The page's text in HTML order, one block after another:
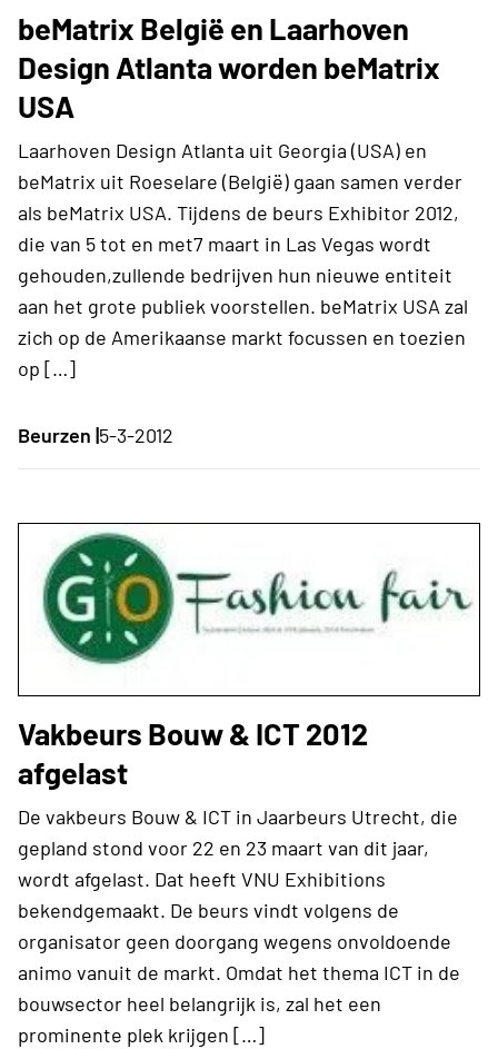
beMatrix België en Laarhoven
Design Atlanta worden beMatrix
USA
Laarhoven Design Atlanta uit Georgia (USA) en
beMatrix uit Roeselare (België) gaan samen verder
als beMatrix USA. Tijdens de beurs Exhibitor 2012,
die van 5 tot en met7 maart in Las Vegas wordt
gehouden,zullende bedrijven hun nieuwe entiteit
aan het grote publiek voorstellen. beMatrix USA zal
zich op de Amerikaanse markt focussen en toezien
op […]
Beurzen |5-3-2012
Vakbeurs Bouw & ICT 2012
afgelast
De vakbeurs Bouw & ICT in Jaarbeurs Utrecht, die
gepland stond voor 22 en 23 maart van dit jaar,
wordt afgelast. Dat heeft VNU Exhibitions
bekendgemaakt. De beurs vindt volgens de
organisator geen doorgang wegens onvoldoende
animo vanuit de markt. Omdat het thema ICT in de
bouwsector heel belangrijk is, zal het een
prominente plek krijgen […]